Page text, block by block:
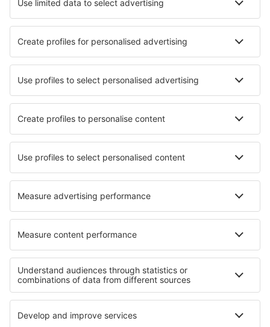
Nejlepší hotely - města
Hotely in Valguarnera Hotely in Lympsham
Hotely in Mignaloux-Beauvoir Hotely in Leppäjärvi
Hotely in Wadowice Hotely in Castel di Leva
Hotely in Great Basin National Park
Hotely in Great Sand Dunes National Park
Hotely v Metropolitním regionu Santiagu
Hotely na ostrově Karpathos